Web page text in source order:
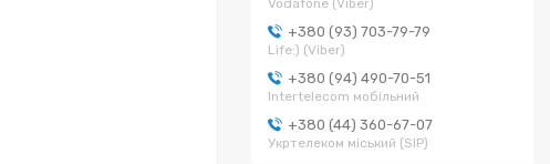
+380 (93) 703-79-79
Life:) (Viber)
+380 (94) 490-70-51
Intertelecom мобільний
+380 (44) 360-67-07
Укртелеком міський (SIP)